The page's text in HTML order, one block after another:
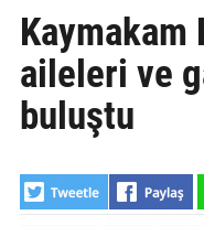
SAYFA
SAMSUN
HABER
GÜNDEM
Kaymakam
aileleri ve
buluştu